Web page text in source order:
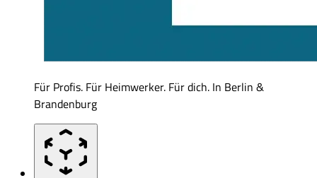
Für Profis. Für Heimwerker. Für dich. In Berlin &
Brandenburg